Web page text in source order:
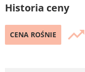
Historia ceny
CENA ROŚNIE trending_up